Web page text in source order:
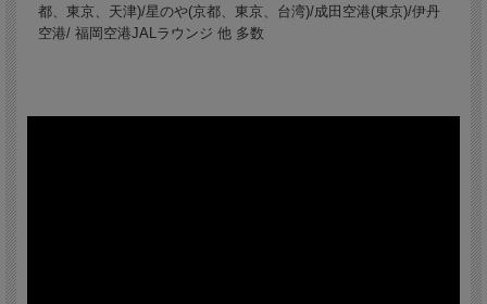
都、東京、天津)/星のや(京都、東京、台湾)/成田空港(東京)/伊丹
空港/ 福岡空港JALラウンジ 他 多数